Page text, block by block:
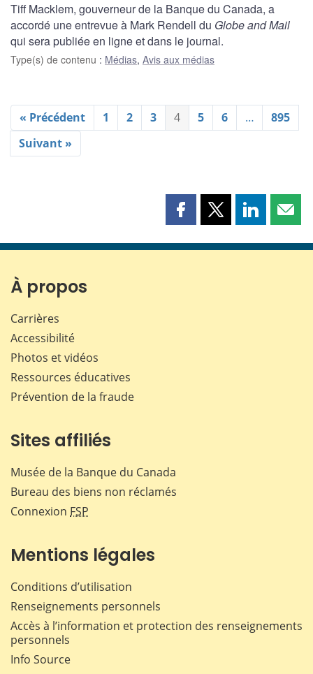
Tiff Macklem, gouverneur de la Banque du Canada, a
accordé une entrevue à Mark Rendell du Globe and Mail
qui sera publiée en ligne et dans le journal.
Type(s) de contenu : Médias, Avis aux médias
« Précédent 1 2 3 4 5 6 …
895
Suivant »
Partager
page
Partager
page
Partager
page page
À propos
Carrières
Accessibilité
Photos et vidéos
Ressources éducatives
Prévention de la fraude
Sites affiliés
Musée de la Banque du Canada
Bureau des biens non réclamés
Connexion FSP
Mentions légales
Conditions d’utilisation
Renseignements personnels
Accès à l’information et protection des renseignements
personnels
Info Source